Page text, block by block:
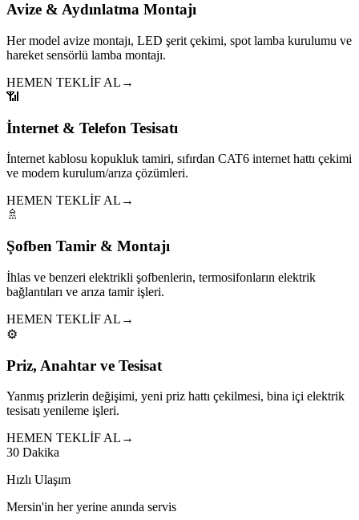
Avize & Aydınlatma Montajı
Her model avize montajı, LED şerit çekimi, spot lamba kurulumu ve
hareket sensörlü lamba montajı.
HEMEN TEKLİF AL →
📶
İnternet & Telefon Tesisatı
İnternet kablosu kopukluk tamiri, sıfırdan CAT6 internet hattı çekimi
ve modem kurulum/arıza çözümleri.
HEMEN TEKLİF AL →
🚿
Şofben Tamir & Montajı
İhlas ve benzeri elektrikli şofbenlerin, termosifonların elektrik
bağlantıları ve arıza tamir işleri.
HEMEN TEKLİF AL →
⚙️
Priz, Anahtar ve Tesisat
Yanmış prizlerin değişimi, yeni priz hattı çekilmesi, bina içi elektrik
tesisatı yenileme işleri.
HEMEN TEKLİF AL →
30 Dakika
Hızlı Ulaşım
Mersin'in her yerine anında servis